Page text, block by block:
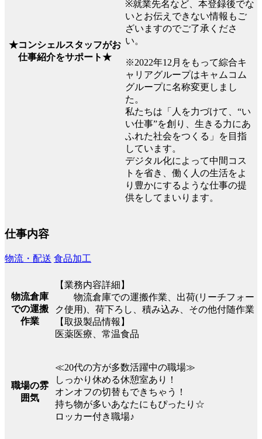
★コンシェルスタッフがお
仕事紹介をサポート★
※就業先名など、本登録後でな
いとお伝えできない情報もご
ざいますのでご了承くださ
い。
※2022年12月をもって綜合キ
ャリアグループはキャムコム
グループに名称変更しまし
た。
私たちは「人を力づけて、“い
い仕事”を創り、生きる力にあ
ふれた社会をつくる」を目指
しています。
デジタル化によって中間コス
トを省き、働く人の生活をよ
り豊かにするような仕事の提
供をしてまいります。
仕事内容
物流・配送 食品加工
物流倉庫
での運搬
作業
【業務内容詳細】
物流倉庫での運搬作業、出荷(リーチフォー
ク使用)、荷下ろし、積み込み、その他付随作業
【取扱製品情報】
医薬医療、常温食品
職場の雰
囲気
≪20代の方が多数活躍中の職場≫
しっかり休める休憩室あり！
オンオフの切替もできちゃう！
持ち物が多いあなたにもぴったり☆
ロッカー付き職場♪